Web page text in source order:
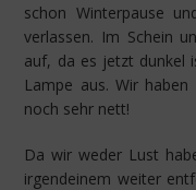
schon Winterpause
verlassen. Im Schein
auf, da es jetzt dunkel
Lampe aus. Wir
noch sehr nett!
Da wir weder Lust
irgendeinem weiter